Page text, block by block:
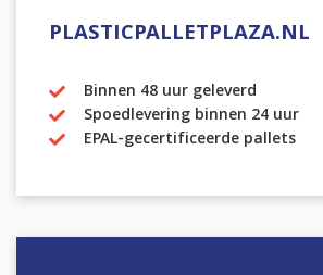
PLASTICPALLETPLAZA.NL
Binnen 48 uur geleverd
Spoedlevering binnen 24 uur
EPAL-gecertificeerde pallets